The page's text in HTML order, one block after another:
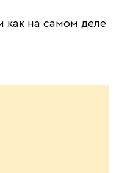
как на самом деле